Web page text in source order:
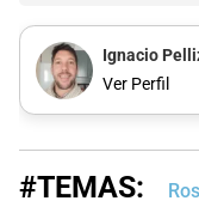
Ignacio
Ver Perfil
#TEMAS: